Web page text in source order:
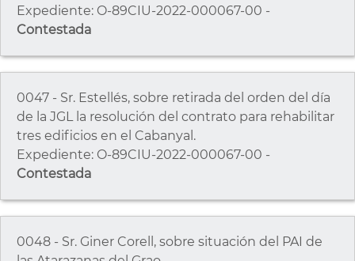
Expediente: O-89CIU-2022-000067-00 -
Contestada
0047 - Sr. Estellés, sobre retirada del orden del día
de la JGL la resolución del contrato para rehabilitar
tres edificios en el Cabanyal.
Expediente: O-89CIU-2022-000067-00 -
Contestada
0048 - Sr. Giner Corell, sobre situación del PAI de